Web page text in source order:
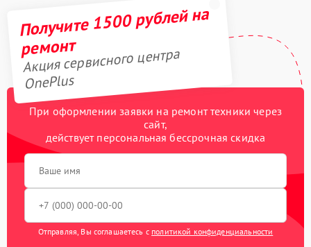
Получите 1500 рублей на
ремонт
Акция сервисного центра
OnePlus
При оформлении заявки на ремонт техники через
сайт,
действует персональная бессрочная скидка
Отправляя, Вы соглашаетесь с политикой конфиденциальности